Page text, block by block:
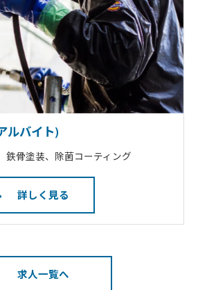
ルバイト)
鉄骨塗装、除菌コーティング
詳しく見る
求人一覧へ